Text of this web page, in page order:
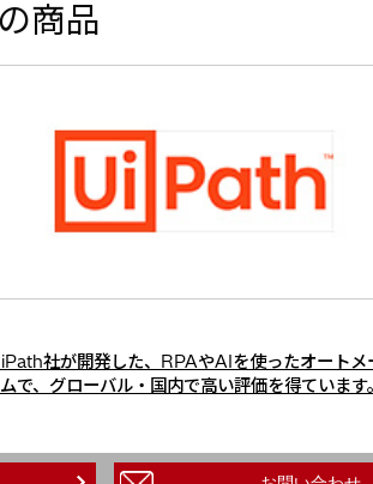
商品
社が開発した、RPAやAIを使ったオートメ
で、グローバル・国内で高い評価を得ています。